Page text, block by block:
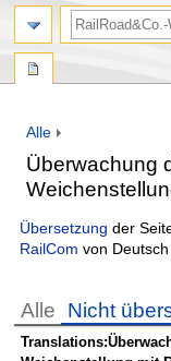
springen
springen
Alle
Überwachung
Übersetzung der
RailCom von Deutsch
Alle Nicht
Suche